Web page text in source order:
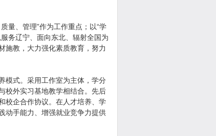
、管理”作为工作重点；以“学
务辽宁、面向东北、辐射全国为
施教，大力强化素质教育，努力
式。采用工作室为主体，学分
校外实习基地教学相结合。先后
校企合作协议。在人才培养、学
动手能力、增强就业竞争力提供